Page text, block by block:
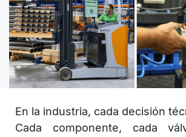
En la industria, cada decisión
Cada componente, cada